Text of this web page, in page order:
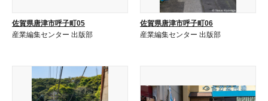
佐賀県唐津市呼子町05
産業編集センター 出版部
佐賀県唐津市呼子町06
産業編集センター 出版部